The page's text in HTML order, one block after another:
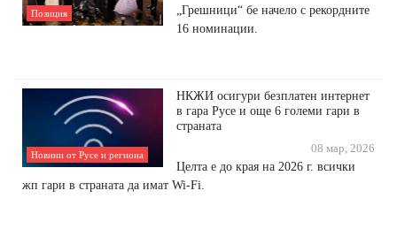
Позиция
„Грешници“ бе начело с рекордните
16 номинации.
Новини от Русе и региона
НКЖИ осигури безплатен интернет
в гара Русе и още 6 големи гари в
страната
08 мар, 2026
Целта е до края на 2026 г. всички
жп гари в страната да имат Wi-Fi.